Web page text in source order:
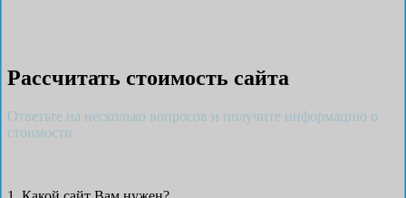
Рассчитать стоимость сайта
Ответьте на несколько вопросов и получите информацию о
стоимости